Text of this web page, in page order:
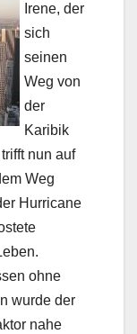
Irene, der
sich
seinen
Weg von
der
Karibik
nun auf
Weg
Hurricane
ohne
wurde der
nahe